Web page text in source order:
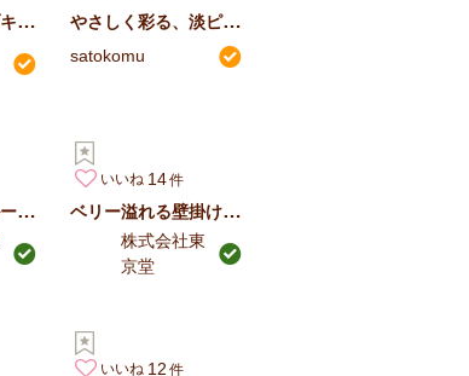
アナベルとミナヅキ紫陽花のリース やさしく彩る、淡ピンクのフラワースワッグ
satokomu
チューリップバルーン×LIBERTY PRINT
いいね 14
ベリー溢れる壁掛けアレンジ
株式会社東
京堂
いいね 12